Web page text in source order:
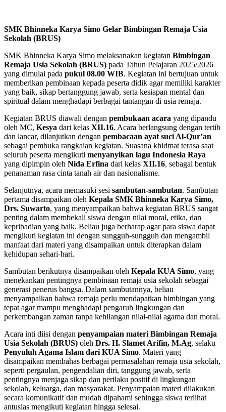
SMK Bhinneka Karya Simo Gelar Bimbingan Remaja Usia
Sekolah (BRUS)
SMK Bhinneka Karya Simo melaksanakan kegiatan Bimbingan
Remaja Usia Sekolah (BRUS) pada Tahun Pelajaran 2025/2026
yang dimulai pada pukul 08.00 WIB. Kegiatan ini bertujuan untuk
memberikan pembinaan kepada peserta didik agar memiliki karakter
yang baik, sikap bertanggung jawab, serta kesiapan mental dan
spiritual dalam menghadapi berbagai tantangan di usia remaja.
Kegiatan BRUS diawali dengan pembukaan acara yang dipandu
oleh MC, Kesya dari kelas XII.16. Acara berlangsung dengan tertib
dan lancar, dilanjutkan dengan pembacaan ayat suci Al-Qur’an
sebagai pembuka rangkaian kegiatan. Suasana khidmat terasa saat
seluruh peserta mengikuti menyanyikan lagu Indonesia Raya
yang dipimpin oleh Nida Erfina dari kelas XII.16, sebagai bentuk
penanaman rasa cinta tanah air dan nasionalisme.
Selanjutnya, acara memasuki sesi sambutan-sambutan. Sambutan
pertama disampaikan oleh Kepala SMK Bhinneka Karya Simo,
Drs. Suwarto, yang menyampaikan bahwa kegiatan BRUS sangat
penting dalam membekali siswa dengan nilai moral, etika, dan
kepribadian yang baik. Beliau juga berharap agar para siswa dapat
mengikuti kegiatan ini dengan sungguh-sungguh dan mengambil
manfaat dari materi yang disampaikan untuk diterapkan dalam
kehidupan sehari-hari.
Sambutan berikutnya disampaikan oleh Kepala KUA Simo, yang
menekankan pentingnya pembinaan remaja usia sekolah sebagai
generasi penerus bangsa. Dalam sambutannya, beliau
menyampaikan bahwa remaja perlu mendapatkan bimbingan yang
tepat agar mampu menghadapi pengaruh lingkungan dan
perkembangan zaman tanpa kehilangan nilai-nilai agama dan moral.
Acara inti diisi dengan penyampaian materi Bimbingan Remaja
Usia Sekolah (BRUS) oleh Drs. H. Slamet Arifin, M.Ag, selaku
Penyuluh Agama Islam dari KUA Simo. Materi yang
disampaikan membahas berbagai permasalahan remaja usia sekolah,
seperti pergaulan, pengendalian diri, tanggung jawab, serta
pentingnya menjaga sikap dan perilaku positif di lingkungan
sekolah, keluarga, dan masyarakat. Penyampaian materi dilakukan
secara komunikatif dan mudah dipahami sehingga siswa terlihat
antusias mengikuti kegiatan hingga selesai.